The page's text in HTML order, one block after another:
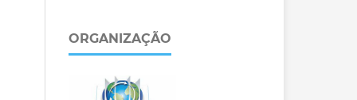
ORGANIZAÇÃO